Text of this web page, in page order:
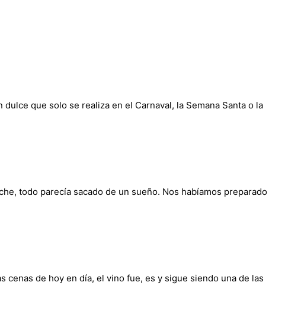
que solo se realiza en el Carnaval, la Semana Santa o la
todo parecía sacado de un sueño. Nos habíamos preparado
cenas de hoy en día, el vino fue, es y sigue siendo una de las